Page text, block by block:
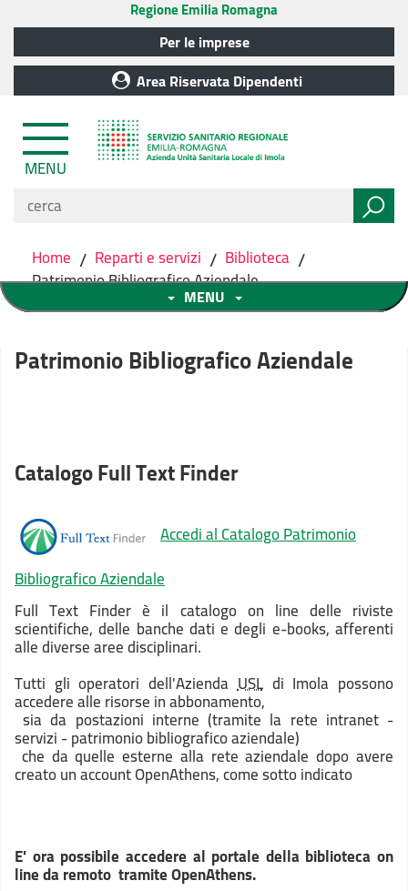
Regione Emilia Romagna
Per le imprese
Area Riservata Dipendenti
MENU
Home / Reparti e servizi / Biblioteca /
Patrimonio Bibliografico Aziendale
MENU
Patrimonio Bibliografico Aziendale
Catalogo Full Text Finder
Accedi al Catalogo Patrimonio
Bibliografico Aziendale
Full Text Finder è il catalogo on line delle riviste
scientifiche, delle banche dati e degli e-books, afferenti
alle diverse aree disciplinari.
Tutti gli operatori dell'AziendaUSLdi Imola possono
accedere alle risorse in abbonamento,
sia da postazioni interne (tramite la rete intranet -
servizi - patrimonio bibliografico aziendale)
che da quelle esterne alla rete aziendale dopo avere
creato un account OpenAthens, come sotto indicato
E' ora possibile accedere al portale della biblioteca on
line da remoto tramite OpenAthens.